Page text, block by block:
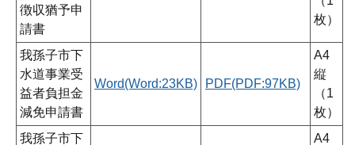
徴収猶予申
請書
枚）
我孫子市下
水道事業受
益者負担金
減免申請書
Word(Word:23KB) PDF(PDF:97KB)
A4
縦
（1
枚）
我孫子市下
A4